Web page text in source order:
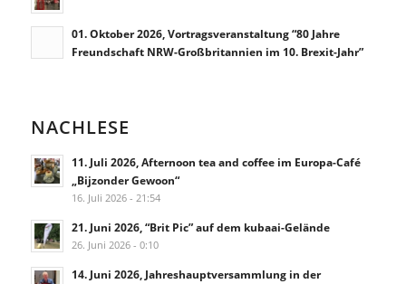
01. Oktober 2026, Vortragsveranstaltung “80 Jahre
Freundschaft NRW-Großbritannien im 10. Brexit-Jahr”
NACHLESE
11. Juli 2026, Afternoon tea and coffee im Europa-Café
„Bijzonder Gewoon“
16. Juli 2026 - 21:54
21. Juni 2026, “Brit Pic” auf dem kubaai-Gelände
26. Juni 2026 - 0:10
14. Juni 2026, Jahreshauptversammlung in der